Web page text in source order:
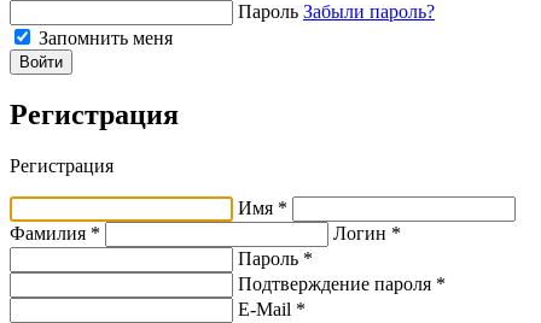
Пароль Забыли пароль?
Запомнить меня
Войти
Регистрация
Регистрация
Имя *
Фамилия *
Логин *
Пароль *
Подтверждение пароля *
E-Mail *